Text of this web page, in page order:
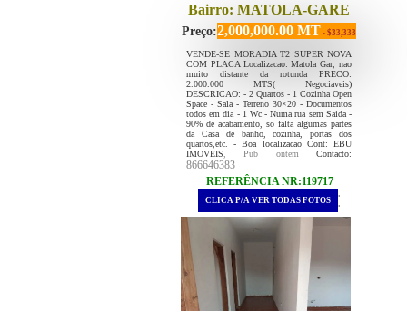
Bairro: MATOLA-GARE
Preço:2,000,000.00 MT - $33,333
VENDE-SE MORADIA T2 SUPER NOVA
COM PLACA Localizacao: Matola Gar, nao
muito distante da rotunda PRECO:
2.000.000 MTS( Negociaveis)
DESCRICAO: - 2 Quartos - 1 Cozinha Open
Space - Sala - Terreno 30×20 - Documentos
todos em dia - 1 Wc - Numa rua sem Saida -
90% de acabamento, so falta algumas partes
da Casa de banho, cozinha, portas dos
quartos,etc. - Boa localizacao Cont: EBU
IMOVEIS , Pub ontem Contacto:
866646383
REFERÊNCIA NR:119717
.
CLICA P/A VER TODAS FOTOS .